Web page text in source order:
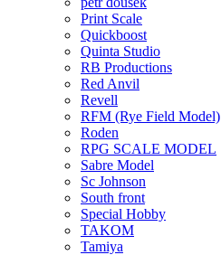
Print Scale
Quickboost
Quinta Studio
RB Productions
Red Anvil
Revell
RFM (Rye Field Model)
Roden
RPG SCALE MODEL
Sabre Model
Sc Johnson
South front
Special Hobby
TAKOM
Tamiya